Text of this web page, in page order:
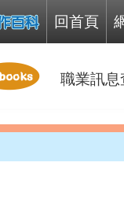
回首頁
職業訊息